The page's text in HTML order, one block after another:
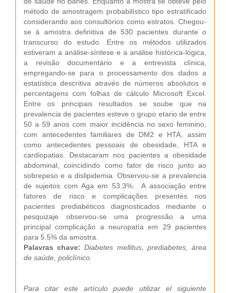
método de amostragem probabilístico tipo estratificado
considerando aos consultórios como estratos. Chegou-
se à amostra definitiva de 530 pacientes durante o
transcurso do estudo. Entre os métodos utilizados
estiveram a análise-síntese e a análise histórica-lógica,
a revisão documentário e a entrevista clínica,
empregando-se para o processamento dos dados a
estatística descritiva através de números absolutos e
percentagens com folhas de cálculo Microsoft Excel.
Entre os principais resultados se soube que na
prevalencia de pacientes esteve o grupo etario de entre
50 a 59 anos com maior incidência no sexo feminino,
com antecedentes familiares de DM2 e HTA, assim
como antecedentes pessoais de obesidade, HTA e
cardiopatias. Destacaram nos pacientes a obesidade
abdominal, coincidindo como fator de risco junto ao
sobrepeso e a dislipidemia. Observou-se a prevalencia
de sujeitos com Aga em 53.3%. A associação entre
fatores de risco e complicações presentes nos
pacientes prediabéticos diagnosticados mediante o
pesquizaje observou-se uma progressão a uma
principal complicação a neuropatía em 29 pacientes
para 5.5% da amostra.
Palavras chave:Diabetes mellitus, prediabetes, área
de saúde, policlínico.
Para citar este artículo puede utilizar el siguiente